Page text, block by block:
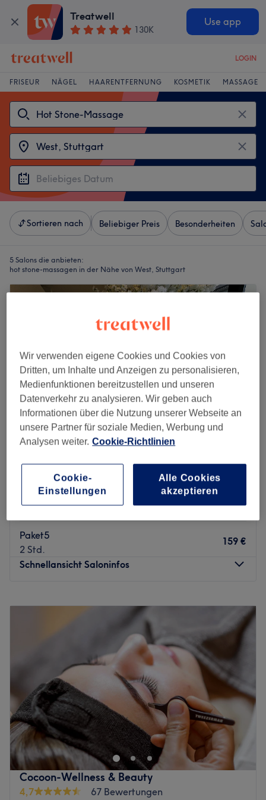
Treatwell
130K
Use app
LOGIN
FRISEUR NÄGEL HAARENTFERNUNG KOSMETIK MASSAGE
Sortieren nach Beliebiger Preis Besonderheiten
5 Salons die anbieten:
hot stone-massagen in der Nähe von West, Stuttgart
Rathaus, Stuttgart
Auf Karte anzeigen
Hot Stone Massage
109 €
Paket5
2 Std.
159 €
Schnellansicht Saloninfos
21:00
10:00–21:00
10:00– 21:00
Samstag
10:00 –21:00
Sonntag
10:00– 21:00
Im stilvoll gestalteten Ambiente empfängt dich Ban Thai
Massage als entspannter Rückzugsort im Herzen von
Stuttgart. Schon beim Betreten wirst du von liebevoll
dekorierten Räumen im traditionellen thailändischen Stil
umhüllt – perfekt, um den hektischen Alltag hinter dir zu
lassen und neue Energie zu tanken. Das Angebot reicht
von klassischer Thai-Massage, Thai-Öl und Hot-Stone
Cocoon-Wellness & Beauty
4,7
67 Bewertungen
Wir verwenden eigene Cookies und Cookies von
Dritten, um Inhalte und Anzeigen zu personalisieren,
Medienfunktionen bereitzustellen und unseren
Datenverkehr zu analysieren. Wir geben auch
Informationen über die Nutzung unserer Webseite an
unsere Partner für soziale Medien, Werbung und
Analysen weiter. Cookie-Richtlinien
Cookie-
Einstellungen
Alle Cookies
akzeptieren